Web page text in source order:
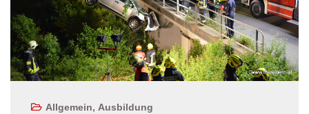
Allgemein, Ausbildung